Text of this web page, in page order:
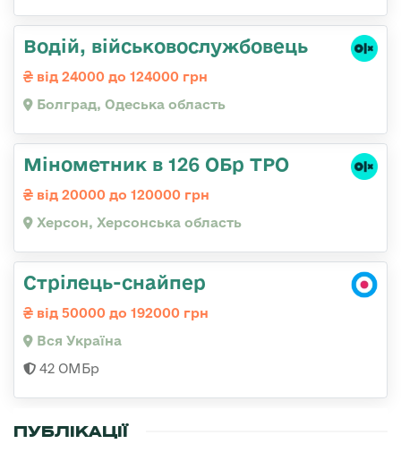
Водій, військовослужбовець
від 24000 до 124000 грн
Болград, Одеська область
Мінометник в 126 ОБр ТРО
від 20000 до 120000 грн
Херсон, Херсонська область
Стрілець-снайпер
від 50000 до 192000 грн
Вся Україна
42 ОМБр
ПУБЛІКАЦІЇ